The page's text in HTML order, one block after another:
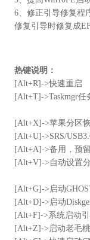
6、修正引导修复程
修复引导时修复成
热键说明：
[Alt+R]->快速重启
[Alt+T]->Taskmgr任
[Alt+X]->苹果分区
[Alt+U]->SRS/
[Alt+A]->备用，预
[Alt+V]->自动设置
[Alt+G]->启动
[Alt+D]->启动
[Alt+F]->系统启动
[Alt+Z]->启动老毛